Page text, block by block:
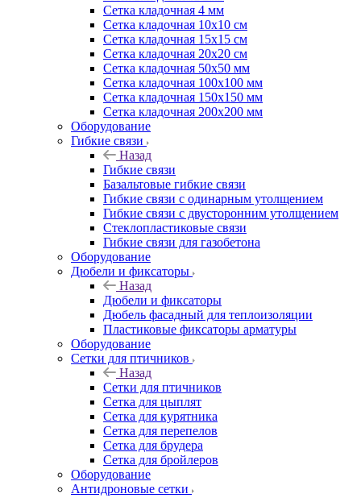
Сетка кладочная 4 мм
Сетка кладочная 10x10 см
Сетка кладочная 15x15 см
Сетка кладочная 20x20 см
Сетка кладочная 50x50 мм
Сетка кладочная 100x100 мм
Сетка кладочная 150x150 мм
Сетка кладочная 200x200 мм
Оборудование
Гибкие связи
Назад
Гибкие связи
Базальтовые гибкие связи
Гибкие связи с одинарным утолщением
Гибкие связи с двусторонним утолщением
Стеклопластиковые связи
Гибкие связи для газобетона
Оборудование
Дюбели и фиксаторы
Назад
Дюбели и фиксаторы
Дюбель фасадный для теплоизоляции
Пластиковые фиксаторы арматуры
Оборудование
Сетки для птичников
Назад
Сетки для птичников
Сетка для цыплят
Сетка для курятника
Сетка для перепелов
Сетка для брудера
Сетка для бройлеров
Оборудование
Антидроновые сетки